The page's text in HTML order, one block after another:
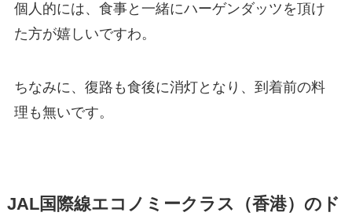
個人的には、食事と一緒にハーゲンダッツを頂け
た方が嬉しいですわ。
ちなみに、復路も食後に消灯となり、到着前の料
理も無いです。
JAL国際線エコノミークラス（香港）のド